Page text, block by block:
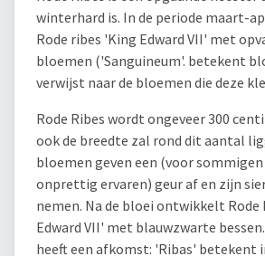
winterhard is. In de periode maart-
Rode ribes 'King Edward VII' met
bloemen ('Sanguineum'. betekent
verwijst naar de bloemen die deze
Rode Ribes wordt ongeveer 300
ook de breedte zal rond dit aantal
bloemen geven een (voor sommigen
onprettig ervaren) geur af en zijn
nemen. Na de bloei ontwikkelt Rode
Edward VII' met blauwzwarte
heeft een afkomst: 'Ribas' betekent